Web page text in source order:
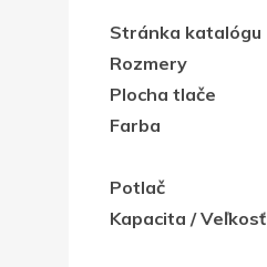
Stránka katalógu
Rozmery
Plocha tlače
Farba
Potlač
Kapacita / Veľkosť